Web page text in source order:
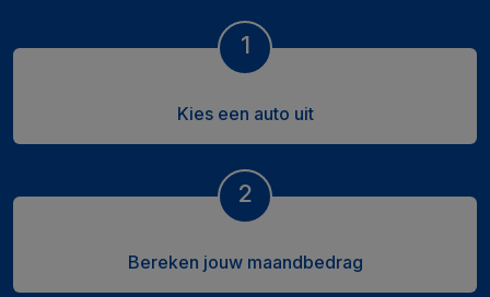
1
Kies een auto uit
2
Bereken jouw maandbedrag